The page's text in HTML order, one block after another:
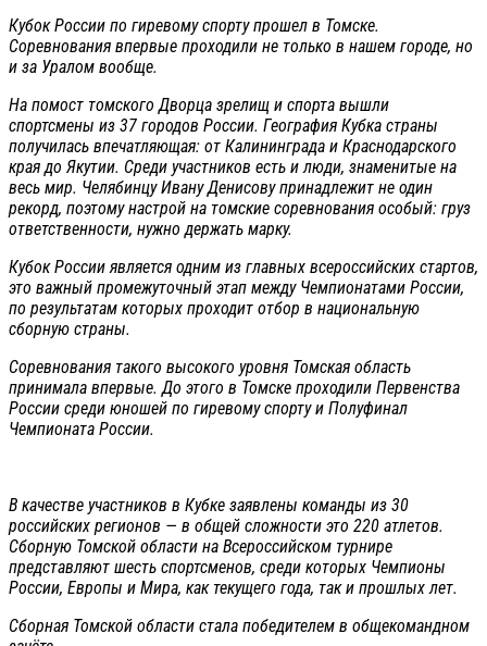
Кубок России по гиревому спорту прошел в Томске.
Соревнования впервые проходили не только в нашем городе, но
и за Уралом вообще.
На помост томского Дворца зрелищ и спорта вышли
спортсмены из 37 городов России. География Кубка страны
получилась впечатляющая: от Калининграда и Краснодарского
края до Якутии. Среди участников есть и люди, знаменитые на
весь мир. Челябинцу Ивану Денисову принадлежит не один
рекорд, поэтому настрой на томские соревнования особый: груз
ответственности, нужно держать марку.
Кубок России является одним из главных всероссийских стартов,
это важный промежуточный этап между Чемпионатами России,
по результатам которых проходит отбор в национальную
сборную страны.
Соревнования такого высокого уровня Томская область
принимала впервые. До этого в Томске проходили Первенства
России среди юношей по гиревому спорту и Полуфинал
Чемпионата России.
В качестве участников в Кубке заявлены команды из 30
российских регионов — в общей сложности это 220 атлетов.
Сборную Томской области на Всероссийском турнире
представляют шесть спортсменов, среди которых Чемпионы
России, Европы и Мира, как текущего года, так и прошлых лет.
Сборная Томской области стала победителем в общекомандном